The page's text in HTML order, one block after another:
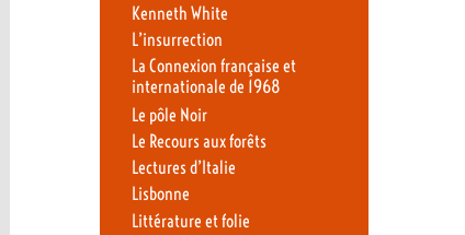
Kenneth White
L’insurrection
La Connexion française et
internationale de 1968
Le pôle Noir
Le Recours aux forêts
Lectures d’Italie
Lisbonne
Littérature et folie